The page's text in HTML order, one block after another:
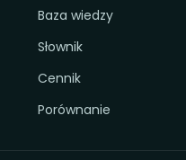
Baza wiedzy
Słownik
Cennik
Porównanie